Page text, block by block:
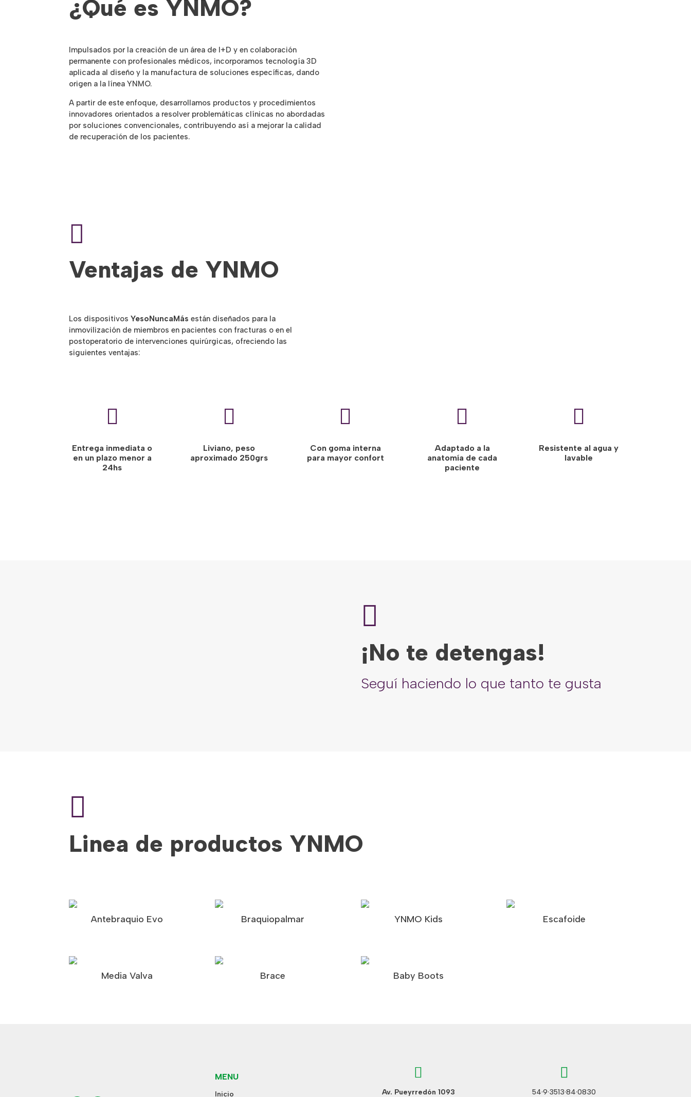
¿Qué es YNMO?
Impulsados por la creación de un área de I+D y en colaboración
permanente con profesionales médicos, incorporamos tecnología 3D
aplicada al diseño y la manufactura de soluciones específicas, dando
origen a la línea YNMO.
A partir de este enfoque, desarrollamos productos y procedimientos
innovadores orientados a resolver problemáticas clínicas no abordadas
por soluciones convencionales, contribuyendo así a mejorar la calidad
de recuperación de los pacientes.

Ventajas de YNMO
Los dispositivosYesoNuncaMás están diseñados para la
inmovilización de miembros en pacientes con fracturas o en el
postoperatorio de intervenciones quirúrgicas, ofreciendo las
siguientes ventajas:

Entrega inmediata o
en un plazo menor a
24hs

Liviano, peso
aproximado 250grs

Con goma interna
para mayor confort

Adaptado a la
anatomía de cada
paciente

Resistente al agua y
lavable

¡No te detengas!
Seguí haciendo lo que tanto te gusta

Linea de productos YNMO
Antebraquio Evo Braquiopalmar YNMO Kids Escafoide
Media Valva Brace Baby Boots
MENU
Inicio

Av. Pueyrredón 1093

54·9·3513·84·0830